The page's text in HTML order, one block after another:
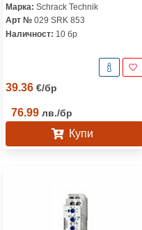
Марка: Schrack Technik
Арт № 029 SRK 853
Наличност: 10 бр
39.36 €/бр
76.99 лв./бр
Купи